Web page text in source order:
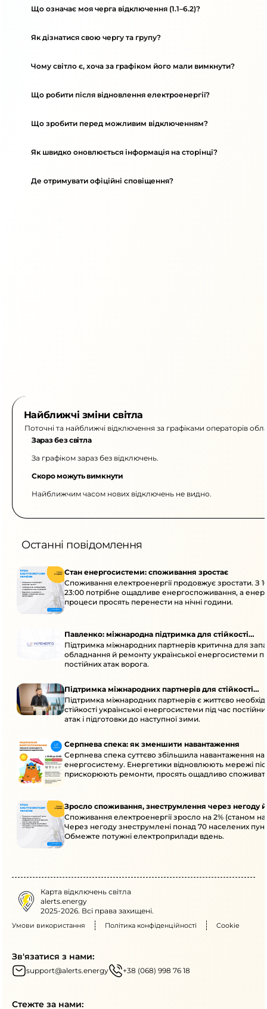
Що означає моя черга відключення (1.1–6.2)?
Як дізнатися свою чергу та групу?
Чому світло є, хоча за графіком його мали вимкнути?
Що робити після відновлення електроенергії?
Що зробити перед можливим відключенням?
Як швидко оновлюється інформація на сторінці?
Де отримувати офіційні сповіщення?
Найближчі зміни світла
Поточні та найближчі відключення за графіками операторів
Зараз без світла
За графіком зараз без відключень.
Скоро можуть вимкнути
Найближчим часом нових відключень не видно.
Останні повідомлення
Стан енергосистеми: споживання зростає
Споживання електроенергії продовжує зростати. З
23:00 потрібне ощадливе енергоспоживання, а
процеси просять перенести на нічні години.
Павленко: міжнародна підтримка для стійкості
енергосистеми
Підтримка міжнародних партнерів критична для
обладнання й ремонту української енергосистеми
постійних атак ворога.
Підтримка міжнародних партнерів для стійкості
енергосистеми
Підтримка міжнародних партнерів є життєво
стійкості української енергосистеми під час
атак і підготовки до наступної зими.
Серпнева спека: як зменшити навантаження
Серпнева спека суттєво збільшила навантаження на
енергосистему. Енергетики відновлюють мережі
прискорюють ремонти, просять ощадливо
Зросло споживання, знеструмлення через негоду
Споживання електроенергії зросло на 2% (станом на
Через негоду знеструмлені понад 70 населених
Обмежте потужні електроприлади вдень.
Карта відключень світла
alerts.energy
2025-2026. Всі права захищені.
Умови використання Політика конфіденційності Cookie
Зв'язатися з нами:
support@alerts.energy +38 (068) 998 76 18
Стежте за нами: